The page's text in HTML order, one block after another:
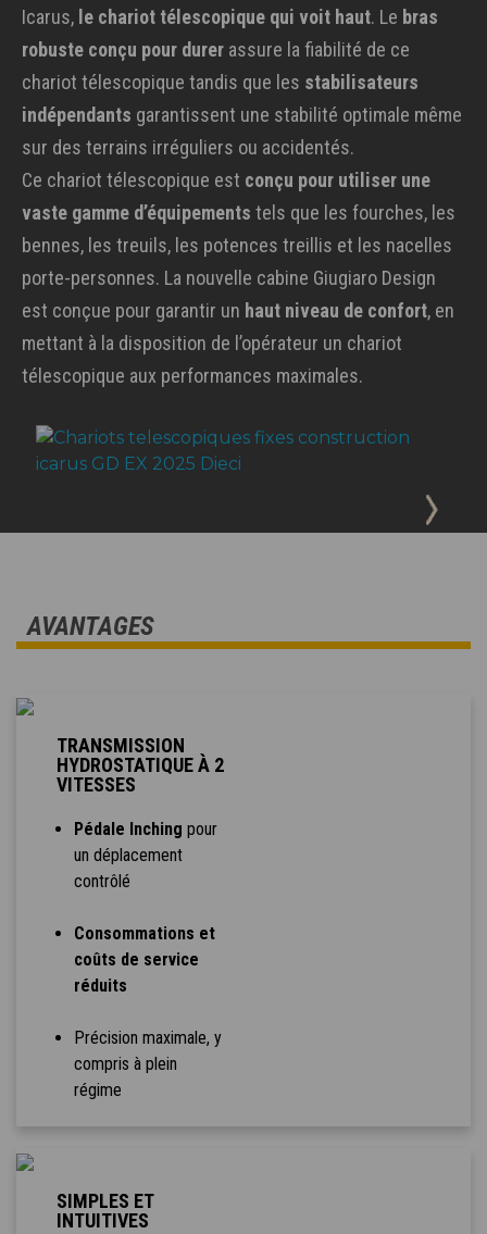
Icarus, le chariot télescopique qui voit haut. Le bras
robuste conçu pour durer assure la fiabilité de ce
chariot télescopique tandis que les stabilisateurs
indépendants garantissent une stabilité optimale même
sur des terrains irréguliers ou accidentés.
Ce chariot télescopique est conçu pour utiliser une
vaste gamme d’équipements tels que les fourches, les
bennes, les treuils, les potences treillis et les nacelles
porte-personnes. La nouvelle cabine Giugiaro Design
est conçue pour garantir un haut niveau de confort, en
mettant à la disposition de l’opérateur un chariot
télescopique aux performances maximales.
AVANTAGES
TRANSMISSION
HYDROSTATIQUE À 2
VITESSES
Pédale Inching pour
un déplacement
contrôlé
Consommations et
coûts de service
réduits
Précision maximale, y
compris à plein
régime
SIMPLES ET
INTUITIVES